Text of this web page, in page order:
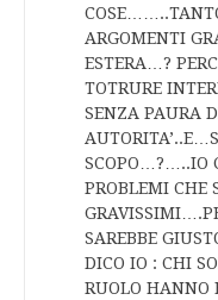
ARGOMENTI
ESTERA…?
TOTRURE
SENZA PAURA
SCOPO…?…..IO
PROBLEMI CHE
SAREBBE
DICO IO : CHI
RUOLO HANNO